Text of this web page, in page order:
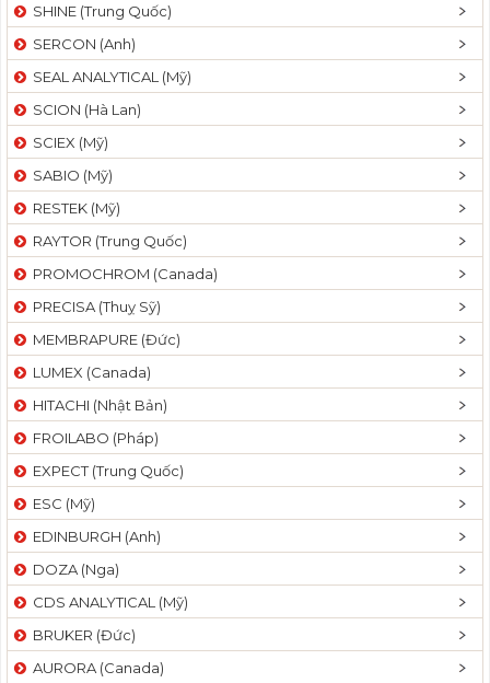
SHINE (Trung Quốc)
SERCON (Anh)
SEAL ANALYTICAL (Mỹ)
SCION (Hà Lan)
SCIEX (Mỹ)
SABIO (Mỹ)
RESTEK (Mỹ)
RAYTOR (Trung Quốc)
PROMOCHROM (Canada)
PRECISA (Thuỵ Sỹ)
MEMBRAPURE (Đức)
LUMEX (Canada)
HITACHI (Nhật Bản)
FROILABO (Pháp)
EXPECT (Trung Quốc)
ESC (Mỹ)
EDINBURGH (Anh)
DOZA (Nga)
CDS ANALYTICAL (Mỹ)
BRUKER (Đức)
AURORA (Canada)